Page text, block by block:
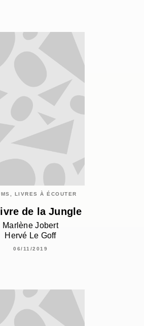
LIVRES À ÉCOUTER
de la Jungle
Marlène Jobert
Hervé Le Goff
06/11/2019